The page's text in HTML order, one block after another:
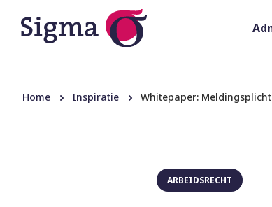
Home Inspiratie Whitepaper:
ARBEIDSRECHT